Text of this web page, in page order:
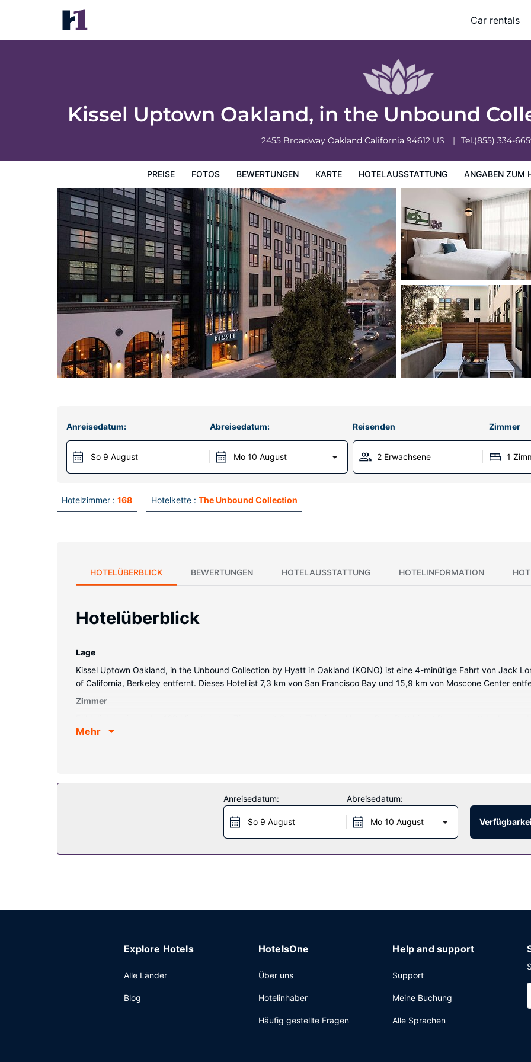
Car rentals
Kissel Uptown Oakland, in the Unbound
2455 Broadway Oakland California 94612 US Tel.(855) 334-
PREISE FOTOS BEWERTUNGEN KARTE HOTELAUSSTATTUNG ANGABEN ZUM
Kissel Uptown Oakland, in the Unbound Collection by Hyatt
Preise
Anreisedatum:
So 9 August
Abreisedatum:
Mo 10 August
Reisenden Zimmer
2 Erwachsene 1
Hotelzimmer : 168 Hotelkette : The Unbound Collection
HOTELÜBERBLICK BEWERTUNGEN HOTELAUSSTATTUNG HOTELINFORMATION
Hotelüberblick
Lage
Kissel Uptown Oakland, in the Unbound Collection by Hyatt in Oakland (KONO) ist eine 4-minütige Fahrt von Jack
of California, Berkeley entfernt. Dieses Hotel ist 7,3 km von San Francisco Bay und 15,9 km von Moscone Center
Zimmer
WLAN-Internetzugang (kostenlos) ist ebenso verfügbar wie Kabelempfang. Es sind eigene Badezimmer mit
Arts-Stil bietet, gehören zudem ein Souvenirladen/Kiosk, ein Hochzeitsservice und ein Ballsaal.
Lass deinen Tag bei einem Drink an der Bar/Lounge ausklingen. Gegen Gebühr wird täglich von 06:00 Uhr bis 11:00
Mehr
Anreisedatum:
So 9 August
Abreisedatum:
Mo 10 August
Explore Hotels
Alle Länder
Blog
HotelsOne
Über uns
Hotelinhaber
Häufig gestellte Fragen
Help and support
Support
Meine Buchung
Alle Sprachen